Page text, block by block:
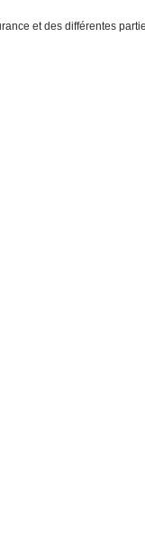
et des différentes